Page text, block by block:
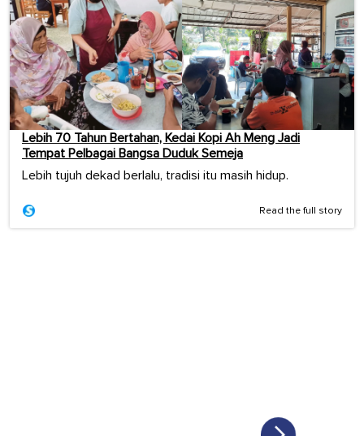
Lebih 70 Tahun Bertahan, Kedai Kopi Ah Meng Jadi
Tempat Pelbagai Bangsa Duduk Semeja
Lebih tujuh dekad berlalu, tradisi itu masih hidup.
Read the full story